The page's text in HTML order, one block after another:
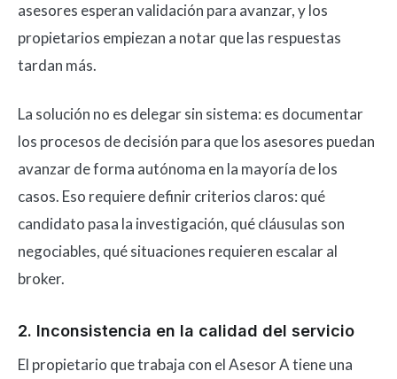
asesores esperan validación para avanzar, y los
propietarios empiezan a notar que las respuestas
tardan más.
La solución no es delegar sin sistema: es documentar
los procesos de decisión para que los asesores puedan
avanzar de forma autónoma en la mayoría de los
casos. Eso requiere definir criterios claros: qué
candidato pasa la investigación, qué cláusulas son
negociables, qué situaciones requieren escalar al
broker.
2. Inconsistencia en la calidad del servicio
El propietario que trabaja con el Asesor A tiene una